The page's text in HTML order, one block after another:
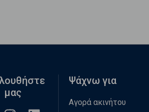
μας
Ψάχνω για
Αγορά ακινήτου